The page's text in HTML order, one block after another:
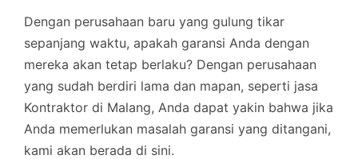
Dengan perusahaan baru yang gulung tikar
sepanjang waktu, apakah garansi Anda dengan
mereka akan tetap berlaku? Dengan perusahaan
yang sudah berdiri lama dan mapan, seperti jasa
Kontraktor di Malang, Anda dapat yakin bahwa jika
Anda memerlukan masalah garansi yang ditangani,
kami akan berada di sini.